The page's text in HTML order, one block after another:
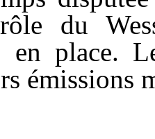
du
en place.
émissions